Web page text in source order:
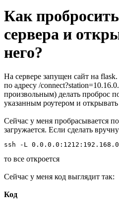
Как
сервера и
него?
На сервере запущен сайт на
по адресу /
произвольным) делать проброс
указанным роутером и
Сейчас у меня пробрасывается
загружается. Если сделать
ssh -L
то все откроется
Сейчас у меня код выглядит так:
Код